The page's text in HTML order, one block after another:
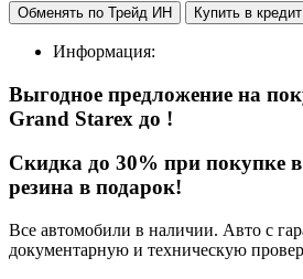
Обменять по Трейд ИН Купить в кредит
Информация:
Выгодное предложение на
Grand Starex до !
Cкидка до 30% при покупке
резина в подарок!
Все автомобили в наличии. Авто с
документарную и техническую